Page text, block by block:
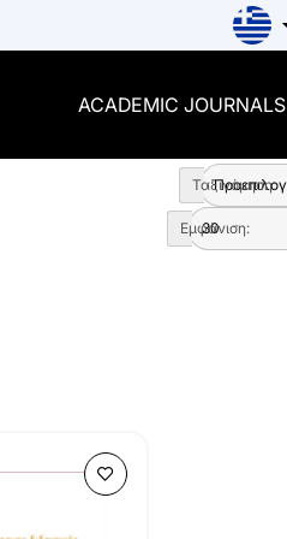
ACADEMIC JOURNALS
Ταξινόμηση:
Εμφάνιση: